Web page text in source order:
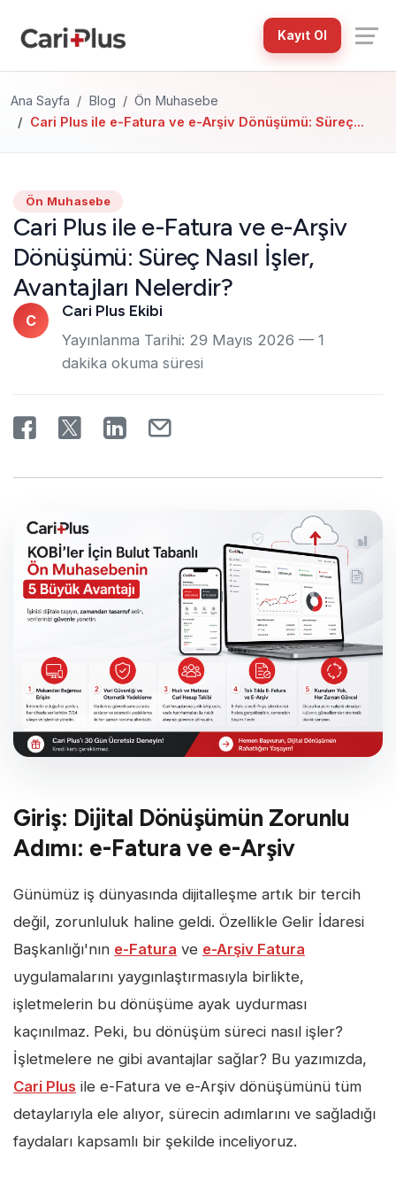
Kayıt Ol
Ana Sayfa Blog
Ön Muhasebe
Cari Plus ile e-Fatura ve e-Arşiv Dönüşümü: Süreç...
Ön Muhasebe
Cari Plus ile e-Fatura ve e-Arşiv
Dönüşümü: Süreç Nasıl İşler,
Avantajları Nelerdir?
C Cari Plus Ekibi
Yayınlanma Tarihi: 29 Mayıs 2026 — 1
dakika okuma süresi
Giriş: Dijital Dönüşümün Zorunlu
Adımı: e-Fatura ve e-Arşiv
Günümüz iş dünyasında dijitalleşme artık bir tercih
değil, zorunluluk haline geldi. Özellikle Gelir İdaresi
Başkanlığı'nın e-Fatura ve e-Arşiv Fatura
uygulamalarını yaygınlaştırmasıyla birlikte,
işletmelerin bu dönüşüme ayak uydurması
kaçınılmaz. Peki, bu dönüşüm süreci nasıl işler?
İşletmelere ne gibi avantajlar sağlar? Bu yazımızda,
Cari Plus ile e-Fatura ve e-Arşiv dönüşümünü tüm
detaylarıyla ele alıyor, sürecin adımlarını ve sağladığı
faydaları kapsamlı bir şekilde inceliyoruz.